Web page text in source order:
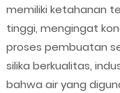
memiliki ketahanan
tinggi, mengingat
proses pembuatan
silika berkualitas,
bahwa air yang